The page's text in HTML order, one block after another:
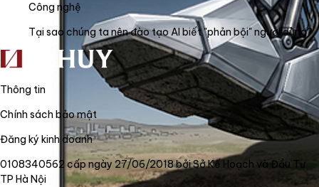
Công nghệ
Tại sao chúng ta nên đào tạo AI biết "phản bội" người dùng?
Thông tin
Chính sách bảo mật
Đăng ký kinh doanh
0108340562 cấp ngày 27/06/2018 bởi Sở Kế Hoạch và Đầu Tư
TP Hà Nội